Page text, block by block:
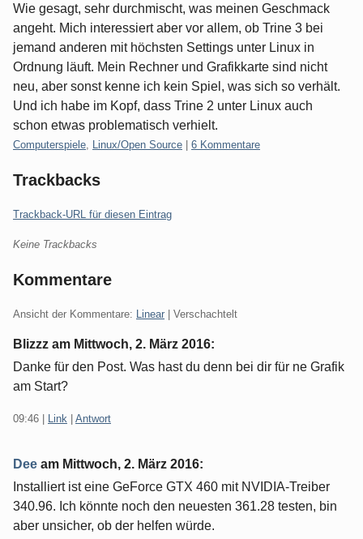
Wie gesagt, sehr durchmischt, was meinen Geschmack
angeht. Mich interessiert aber vor allem, ob Trine 3 bei
jemand anderen mit höchsten Settings unter Linux in
Ordnung läuft. Mein Rechner und Grafikkarte sind nicht
neu, aber sonst kenne ich kein Spiel, was sich so verhält.
Und ich habe im Kopf, dass Trine 2 unter Linux auch
schon etwas problematisch verhielt.
Kategorien:
Computerspiele Linux/Open Source 6 Kommentare
Trackbacks
Trackback-URL für diesen Eintrag
Keine Trackbacks
Kommentare
Ansicht der Kommentare: Linear | Verschachtelt
Blizzz am Mittwoch, 2. März 2016:
Danke für den Post. Was hast du denn bei dir für ne Grafik
am Start?
09:46 Link Antwort
Dee am Mittwoch, 2. März 2016:
Installiert ist eine GeForce GTX 460 mit NVIDIA-Treiber
340.96. Ich könnte noch den neuesten 361.28 testen, bin
aber unsicher, ob der helfen würde.